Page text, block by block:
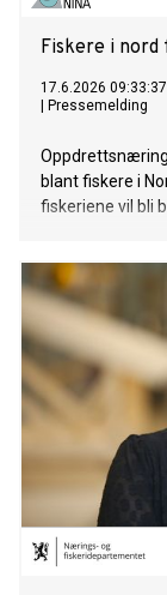
Fiskere i
17.6.2026 09:33:37
Pressemelding
blant fiskere i
fiskeriene vil bli